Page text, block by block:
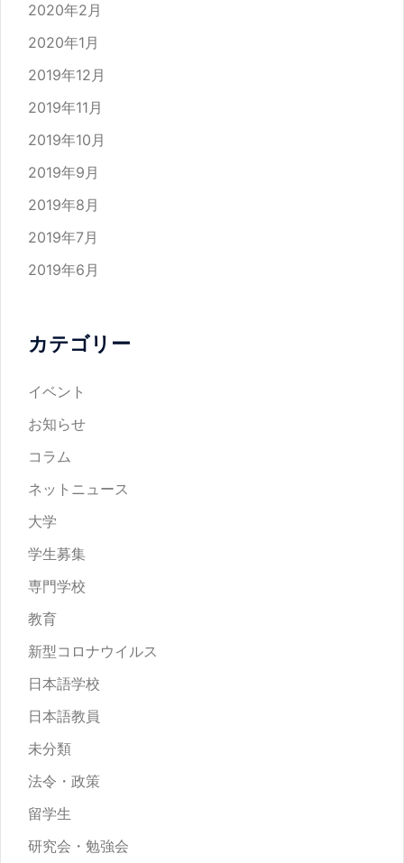
2020年2月
2020年1月
2019年12月
2019年11月
2019年10月
2019年9月
2019年8月
2019年7月
2019年6月
カテゴリー
イベント
お知らせ
コラム
ネットニュース
大学
学生募集
専門学校
教育
新型コロナウイルス
日本語学校
日本語教員
未分類
法令・政策
留学生
研究会・勉強会